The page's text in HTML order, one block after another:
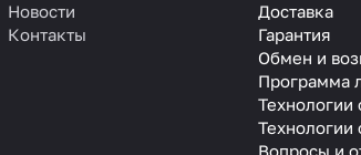
Новости
Контакты
Доставка
Гарантия
Обмен и
Программа
Технологии
Вопросы и